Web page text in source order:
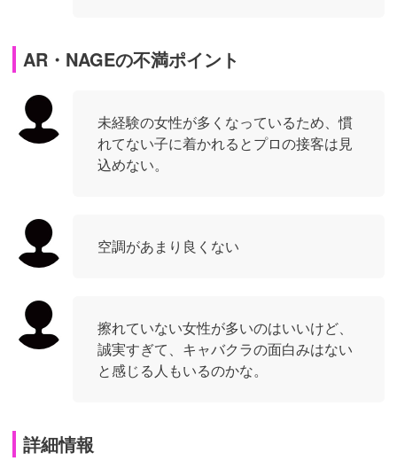
AR・NAGEの不満ポイント
未経験の女性が多くなっているため、慣
れてない子に着かれるとプロの接客は見
込めない。
空調があまり良くない
擦れていない女性が多いのはいいけど、
誠実すぎて、キャバクラの面白みはない
と感じる人もいるのかな。
詳細情報